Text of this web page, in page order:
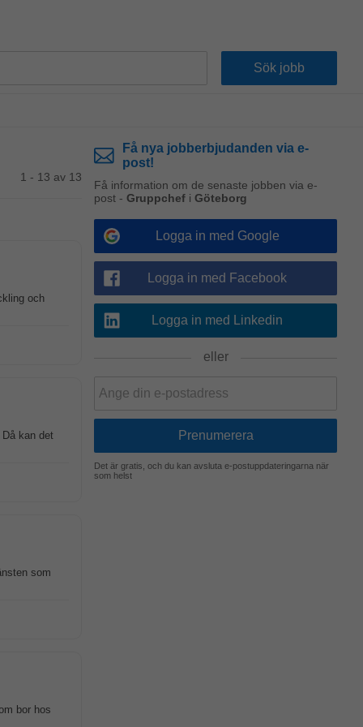
1 - 13 av 13
och
kan det
som
bor hos
Få nya jobberbjudanden via e-
post!
Få information om de senaste jobben via e-
post - Gruppchef i Göteborg
Logga in med Google
Logga in med Facebook
Logga in med Linkedin
eller
Det är gratis, och du kan avsluta e-postuppdateringarna när
som helst